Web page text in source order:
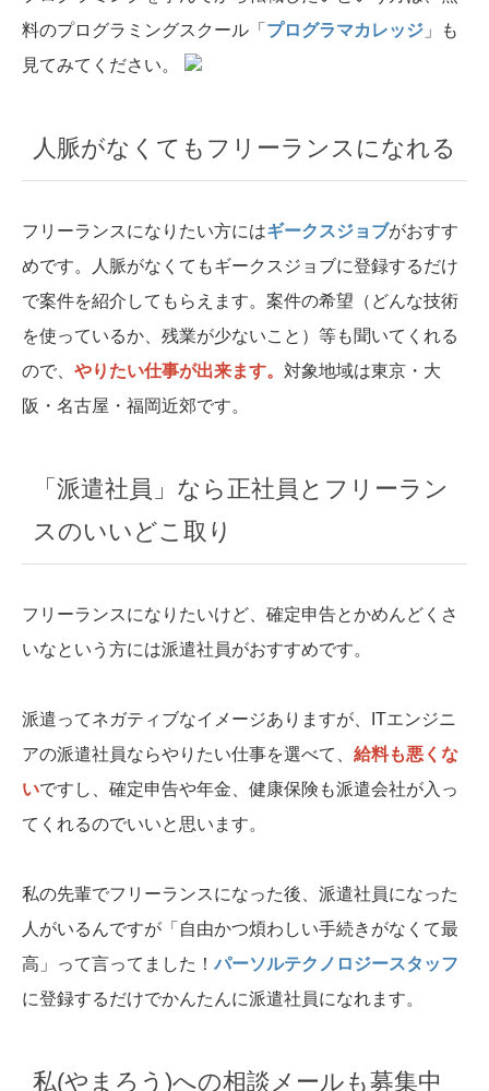
料のプログラミングスクール「 プログラマカレッジ 」も
見てみてください。
人脈がなくてもフリーランスになれる
フリーランスになりたい方にはギークスジョブがおすす
めです。人脈がなくてもギークスジョブに登録するだけ
で案件を紹介してもらえます。案件の希望（どんな技術
を使っているか、残業が少ないこと）等も聞いてくれる
ので、 やりたい仕事が出来ます。 対象地域は東京・大
阪・名古屋・福岡近郊です。
「派遣社員」なら正社員とフリーラン
スのいいどこ取り
フリーランスになりたいけど、確定申告とかめんどくさ
いなという方には派遣社員がおすすめです。
派遣ってネガティブなイメージありますが、ITエンジニ
アの派遣社員ならやりたい仕事を選べて、 給料も悪くな
いですし、確定申告や年金、健康保険も派遣会社が入っ
てくれるのでいいと思います。
私の先輩でフリーランスになった後、派遣社員になった
人がいるんですが「自由かつ煩わしい手続きがなくて最
高」って言ってました！ パーソルテクノロジースタッフ
に登録するだけでかんたんに派遣社員になれます。
私(やまろう)への相談メールも募集中